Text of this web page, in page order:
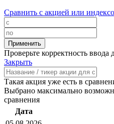
Сравнить с акцией или
Проверьте корректность ввода
Закрыть
Такая акция уже есть в
Выбрано максимально
сравнения
Дата